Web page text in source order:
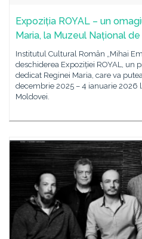
Expoziția ROYAL – un
Maria, la Muzeul Național
Institutul Cultural Român „Mihai
deschiderea Expoziției ROYAL, un
dedicat Reginei Maria, care va
decembrie 2025 – 4 ianuarie 2026
Moldovei.